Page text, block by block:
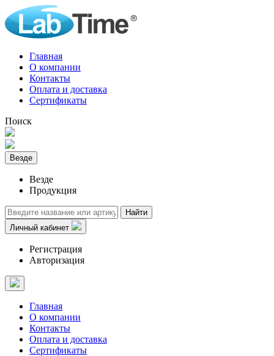
Главная
О компании
Контакты
Оплата и доставка
Сертификаты
Поиск
Везде
Везде
Продукция
Найти
Личный кабинет
Регистрация
Авторизация
Главная
О компании
Контакты
Оплата и доставка
Сертификаты